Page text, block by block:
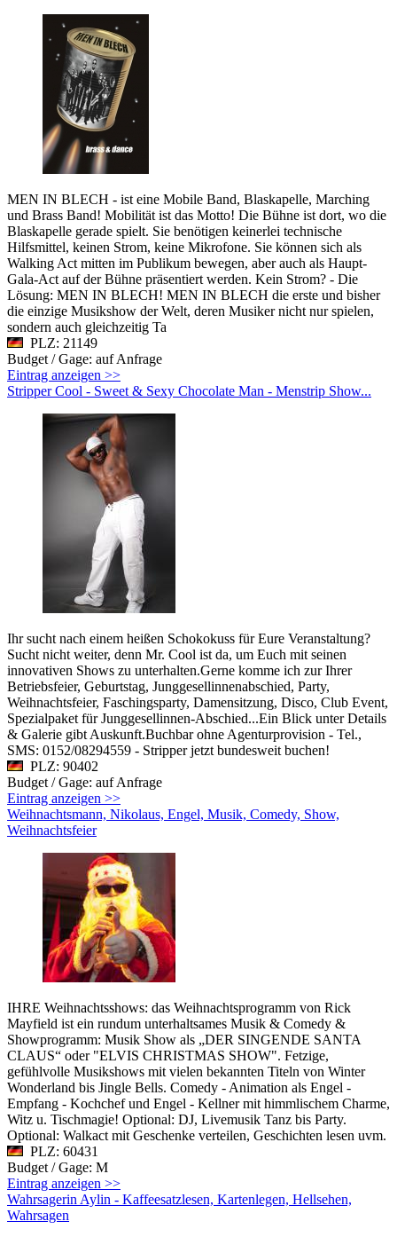
MEN IN BLECH - ist eine Mobile Band, Blaskapelle, Marching
und Brass Band! Mobilität ist das Motto! Die Bühne ist dort, wo die
Blaskapelle gerade spielt. Sie benötigen keinerlei technische
Hilfsmittel, keinen Strom, keine Mikrofone. Sie können sich als
Walking Act mitten im Publikum bewegen, aber auch als Haupt-
Gala-Act auf der Bühne präsentiert werden. Kein Strom? - Die
Lösung: MEN IN BLECH! MEN IN BLECH die erste und bisher
die einzige Musikshow der Welt, deren Musiker nicht nur spielen,
sondern auch gleichzeitig Ta
PLZ: 21149
Budget / Gage: auf Anfrage
Eintrag anzeigen >>
Stripper Cool - Sweet & Sexy Chocolate Man - Menstrip Show...
Ihr sucht nach einem heißen Schokokuss für Eure Veranstaltung?
Sucht nicht weiter, denn Mr. Cool ist da, um Euch mit seinen
innovativen Shows zu unterhalten.Gerne komme ich zur Ihrer
Betriebsfeier, Geburtstag, Junggesellinnenabschied, Party,
Weihnachtsfeier, Faschingsparty, Damensitzung, Disco, Club Event,
Spezialpaket für Junggesellinnen-Abschied...Ein Blick unter Details
& Galerie gibt Auskunft.Buchbar ohne Agenturprovision - Tel.,
SMS: 0152/08294559 - Stripper jetzt bundesweit buchen!
PLZ: 90402
Budget / Gage: auf Anfrage
Eintrag anzeigen >>
Weihnachtsmann, Nikolaus, Engel, Musik, Comedy, Show,
Weihnachtsfeier
IHRE Weihnachtsshows: das Weihnachtsprogramm von Rick
Mayfield ist ein rundum unterhaltsames Musik & Comedy &
Showprogramm: Musik Show als „DER SINGENDE SANTA
CLAUS“ oder "ELVIS CHRISTMAS SHOW". Fetzige,
gefühlvolle Musikshows mit vielen bekannten Titeln von Winter
Wonderland bis Jingle Bells. Comedy - Animation als Engel -
Empfang - Kochchef und Engel - Kellner mit himmlischem Charme,
Witz u. Tischmagie! Optional: DJ, Livemusik Tanz bis Party.
Optional: Walkact mit Geschenke verteilen, Geschichten lesen uvm.
PLZ: 60431
Budget / Gage: M
Eintrag anzeigen >>
Wahrsagerin Aylin - Kaffeesatzlesen, Kartenlegen, Hellsehen,
Wahrsagen